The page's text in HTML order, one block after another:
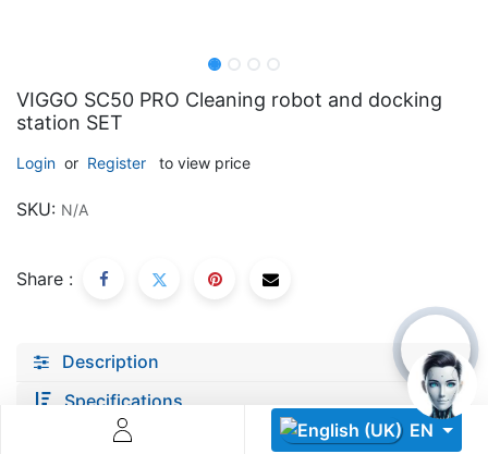
EN
VIGGO SC50 PRO Cleaning robot and docking
station SET
Login or Register to view price
SKU: N/A
Share :
Description
Specifications
Descoperă RiA Ecosystem
Monitorizare în timp real și analiză date
Scalabil de la 1 robot la zeci de unități